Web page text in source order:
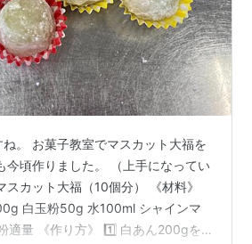
。 お菓子教室でマスカット大福を
今頃作りました。 （上手になってい
スカット大福（10個分） 《材料》
白玉粉50g 水100ml シャインマ
適量 《作り方》 1️⃣ 白あん200gを